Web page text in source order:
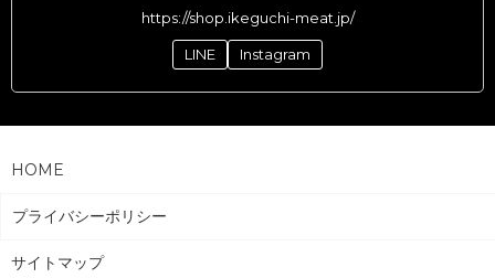
https://shop.ikeguchi-meat.jp/
LINE Instagram
HOME
プライバシーポリシー
サイトマップ